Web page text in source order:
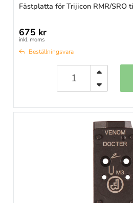
Fästplatta för Trijicon RMR/SRO
675 kr
inkl. moms
Beställningsvara